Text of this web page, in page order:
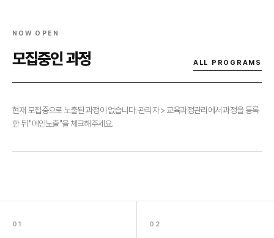
NOW OPEN
모집중인 과정 ALL PROGRAMS
현재 모집중으로 노출된 과정이 없습니다. 관리자 > 교육과정관리에서 과정을 등록
한 뒤 "메인노출"을 체크해주세요.
01 02